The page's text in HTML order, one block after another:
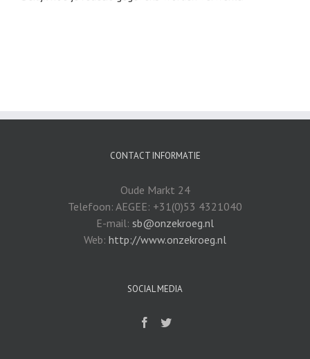
CONTACT INFORMATIE
Oude Markt 24
Telefoon: AEGEE: +31(0)53 4321040
E-mail: sb@onzekroeg.nl
Web: http://www.onzekroeg.nl
SOCIAL MEDIA